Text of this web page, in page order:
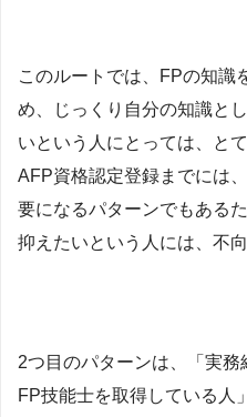
このルートでは、FPの知識
め、じっくり自分の知識と
いという人にとっては、と
AFP資格認定登録までには
要になるパターンでもある
抑えたいという人には、不
2つ目のパターンは、「実
FP技能士を取得している人